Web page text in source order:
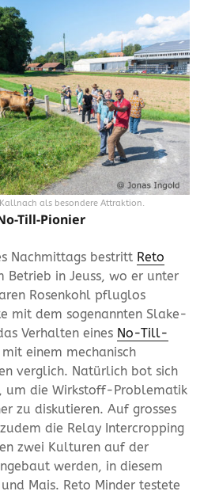
als besondere Attraktion.
Till-Pionier
Nachmittags bestritt Reto
Betrieb in Jeuss, wo er unter
Rosenkohl pfluglos
mit dem sogenannten Slake-
Verhalten eines No-Till-
mit einem mechanisch
verglich. Natürlich bot sich
um die Wirkstoff-Problematik
zu diskutieren. Auf grosses
zudem die Relay Intercropping
zwei Kulturen auf der
werden, in diesem
Mais. Reto Minder testete